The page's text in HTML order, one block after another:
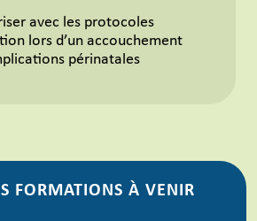
avec les protocoles
lors d’un accouchement
périnatales
FORMATIONS À VENIR